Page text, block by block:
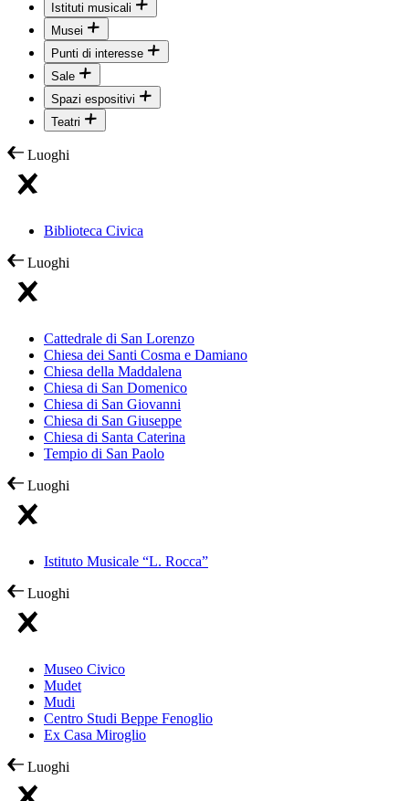
Istituti musicali
Musei
Punti di interesse
Sale
Spazi espositivi
Teatri
Luoghi
Biblioteca Civica
Luoghi
Cattedrale di San Lorenzo
Chiesa dei Santi Cosma e Damiano
Chiesa della Maddalena
Chiesa di San Domenico
Chiesa di San Giovanni
Chiesa di San Giuseppe
Chiesa di Santa Caterina
Tempio di San Paolo
Luoghi
Istituto Musicale “L. Rocca”
Luoghi
Museo Civico
Mudet
Mudi
Centro Studi Beppe Fenoglio
Ex Casa Miroglio
Luoghi